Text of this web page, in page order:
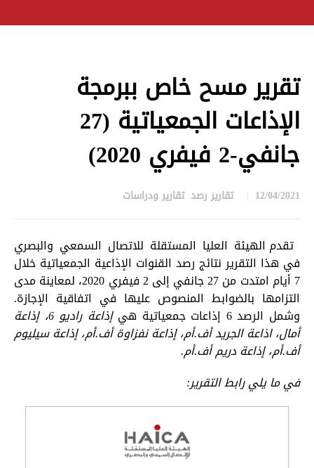
تقرير مسح خاص ببرمجة
الإذاعات الجمعياتية (27
جانفي-2 فيفري 2020)
12/04/2021 تقارير رصد ,تقارير ودراسات
تقدم الهيئة العليا المستقلة للاتصال السمعي والبصري
في هذا التقرير نتائج رصد القنوات الإذاعية الجمعياتية خلال
7 أيام امتدت من 27 جانفي إلى 2 فيفري 2020، لمعاينة مدى
التزامها بالضوابط المنصوص عليها في اتفاقية الإجازة.
وشمل الرصد 6 إذاعات جمعياتية هي
إذاعة راديو 6، إذاعة
أمال، اذاعة الجريد أف.أم، إذاعة نفزاوة أف.أم، إذاعة سيليوم
أف.أم، إذاعة دريم أف.أم.
في ما يلي رابط التقرير: